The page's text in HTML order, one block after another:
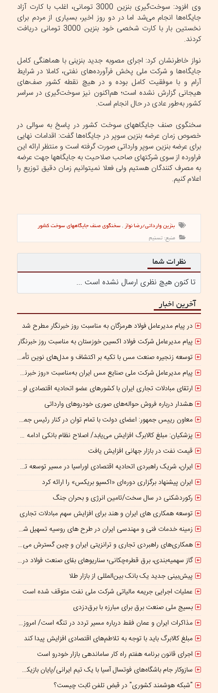
وی افزود: سوخت‌گیری بنزین 3000 تومانی، اغلب با کارت آزاد
جایگاه‌ها انجام می‌شد اما در دو روز اخیر، بسیاری از مردم برای
نخستین بار با کارت شخصی خود بنزین 3000 تومانی دریافت
کردند.
نواز خاطرنشان کرد: اجرای مصوبه جدید بنزینی با هماهنگی کامل
جایگاه‌ها و شرکت ملی پخش فرآورده‌های نفتی، کاملا در شرایط
آرام و با موفقیت کامل بوده و در هیچ نقطه کشور صف‌های
هیجانی گزارش نشده است؛ هم‌اکنون نیز سوخت‌گیری در سراسر
کشور به‌طور عادی در حال انجام است.
سخنگوی صنف جایگاههای سوخت کشور در پاسخ به سوالی در
خصوص زمان عرضه بنزین سوپر در جایگاه‌ها گفت: اقدامات نهایی
برای عرضه بنزین سوپر وارداتی صورت گرفته است و منتظر ارائه این
فراورده از سوی شرکتهای صاحب صلاحیت به جایگاهها جهت عرضه
به مصرف کنندگان هستیم ولی فعلا نمیتوانیم زمان دقیق توزیع را
اعلام کنیم.
بنزین وارداتی/رضا نواز , سخنگوی صنف جایگاههای سوخت کشور
منبع: تسنیم
نظرات شما
تا کنون هیچ نظری ارسال نشده است ...
آخرین اخبار
در پیام مدیرعامل فولاد هرمزگان به مناسبت روز خبرنگار مطرح شد
پیام مدیرعامل شرکت فولاد اکسین خوزستان به مناسبت روز خبرنگار
توسعه زنجیره صنعت مس با تکیه بر اکتشاف و مدل‌های نوین تأمین مالی
پیام مدیرعامل شرکت ملی صنایع مس ایران به‌مناسبت «روز خبرنگار»
ارتقای مبادلات تجاری ایران با کشورهای عضو اتحادیه اقتصادی اوراسیا
هشدار درباره فروش حواله‌های صوری خودروهای وارداتی
معاون رییس جمهور: اعضای دولت با تمام توان در کنار رئیس جمهوری برای ایران ایستاده‌اند
پزشکیان: مبلغ کالابرگ افزایش می‌یابد/ اصلاح نظام بانکی ادامه دارد
قیمت نفت در بازار جهانی افزایش یافت
ایران، شریک راهبردی اتحادیه اقتصادی اوراسیا در مسیر توسعه تجارت و همگرایی منطقه‌ای
ایران پیشنهاد برگزاری دوره‌ای «اکسپو بریکس» را ارائه کرد
رکوردشکنی در سال سخت/تامین انرژی و بحران جنگ
توسعه همکاری های ایران و هند برای افزایش سهم مبادلات تجاری
زمینه خدمات فنی و مهندسی ایران در طرح های روسیه تسهیل شود/ جذب سرمایه‌گذاران روسی در معادن ایران
همکاری‌های راهبردی تجاری و ترانزیتی ایران و چین گسترش می یابد
گاز سهمیه‌بندی، برق قطره‌چکانی؛ سناریوهای بقای صنعت فولاد در برزخ ناترازی و ریسک‌های ژئوپلیتیک
پیش‌بینی جدید یک بانک بین‌المللی از بازار طلا
عملیات اجرایی جریمه مالیاتی شرکت ملی نفت متوقف شده است
بسیج ملی صنعت برق برای مبارزه با برق‌دزدی
مذاکرات ایران و عمان فقط درباره مسیر تردد در تنگه است/ امروز جایگاه بازدارندگی تنگه هرمز از بمب اتم هم بالاتر است
مبلغ کالابرگ باید با توجه به تلاطم‌های اقتصادی افزایش پیدا کند
اجرای قانون برنامه هفتم راه کار ساماندهی بازار خودرو است
سازوکار جام باشگاه‌های فوتسال آسیا با یک تیم ایرانی/پایان بازیکن قرضی؟
"شبکه هوشمند کشوری" در قبض تلفن ثابت چیست؟